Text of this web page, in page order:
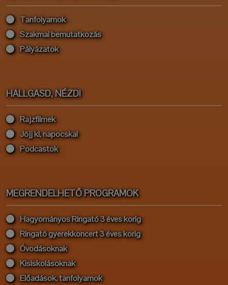
Tanfolyamok
Szakmai bemutatkozás
Pályázatok
HALLGASD, NÉZD!
Rajzfilmek
Jöjj ki, napocska!
Podcastok
MEGRENDELHETŐ PROGRAMOK
Hagyományos Ringató 3 éves korig
Ringató gyerekkoncert 3 éves korig
Óvodásoknak
Kisiskolásoknak
Előadások, tanfolyamok